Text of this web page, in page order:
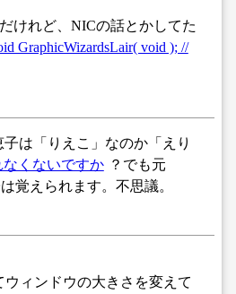
けれど、NICの話とかしてた
GraphicWizardsLair( void ); //
子は「りえこ」なのか「えり
くないですか ？でも元
覚えられます。不思議。
ウィンドウの大きさを変えて